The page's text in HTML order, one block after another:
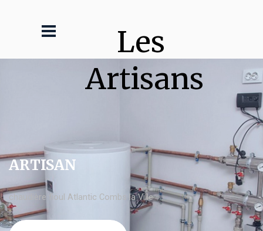
Les
Artisans
ARTISAN
chaudière fioul Atlantic Combs la Ville